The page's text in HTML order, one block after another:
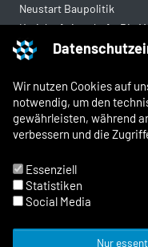
Wir nutzen Cookies auf
notwendig, um den
gewährleisten, während
verbessern und die
Essenziell
Statistiken
Social Media
Nur
Neustart Baupolitik
Kreislaufwirtschaft: Die
Mittelstandsgerechte
Rechtliches
Kontakt
Impressum
Datenschutz
Whistleblowing und